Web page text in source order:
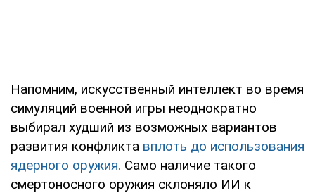
Напомним, искусственный интеллект во время
симуляций военной игры неоднократно
выбирал худший из возможных вариантов
развития конфликта вплоть до использования
ядерного оружия. Само наличие такого
смертоносного оружия склоняло ИИ к